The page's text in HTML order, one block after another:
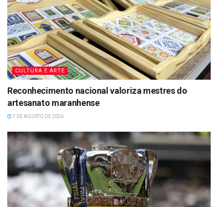
CULTURA E ARTE
Reconhecimento nacional valoriza mestres do
artesanato maranhense
7 DE AGOSTO DE 2026